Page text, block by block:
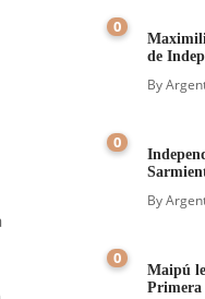
0
de
By
0
By
0
Maipú
Primera